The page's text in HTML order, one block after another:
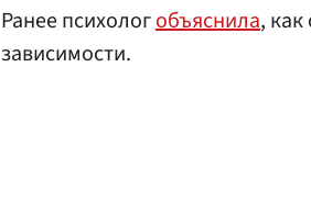
Ранее психологобъяснила,
зависимости.